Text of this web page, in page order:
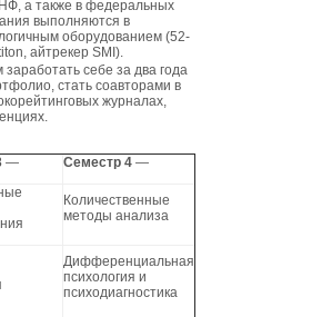
а также в федеральных
выполняются в
оборудованием (52-
, айтрекер SMI ).
себе за два года
стать соавторами в
журналах,
— Семестр 4—
Количественные
методы анализа
Дифференциальная
психология и
психодиагностика